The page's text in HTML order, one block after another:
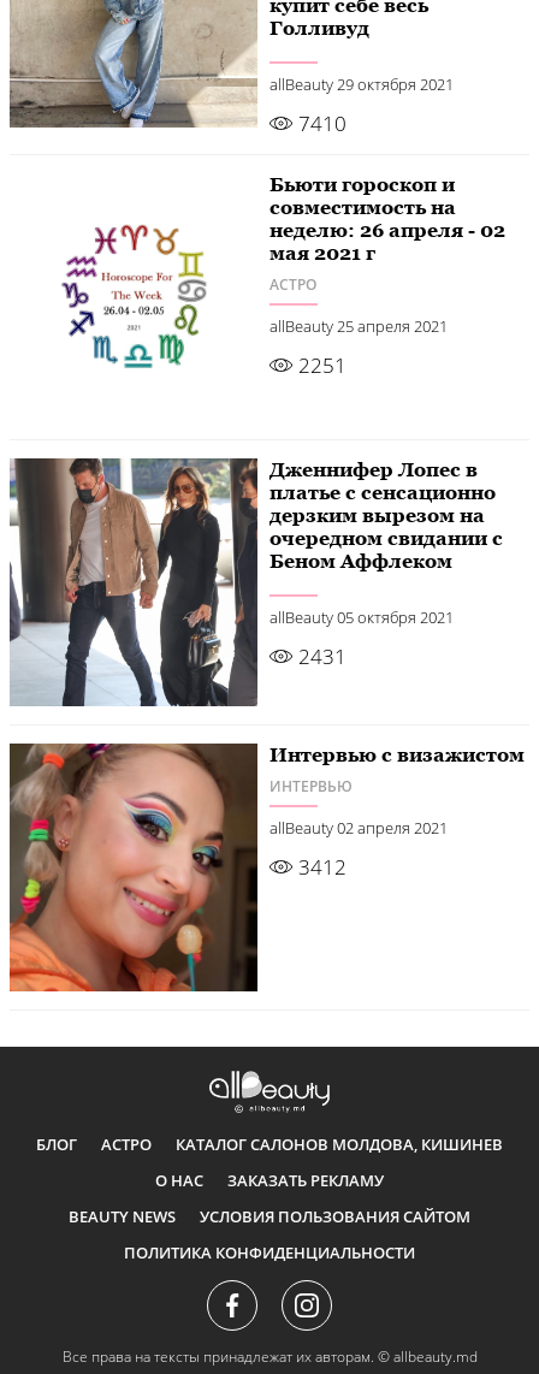
купит себе весь
Голливуд
allBeauty29 октября 2021
7410
Бьюти гороскоп и
совместимость на
неделю: 26 апреля - 02
мая 2021 г
АСТРО
allBeauty25 апреля 2021
2251
Дженнифер Лопес в
платье с сенсационно
дерзким вырезом на
очередном свидании с
Беном Аффлеком
allBeauty05 октября 2021
2431
Интервью с визажистом
ИНТЕРВЬЮ
allBeauty02 апреля 2021
3412
БЛОГ АСТРО
КАТАЛОГ САЛОНОВ МОЛДОВА, КИШИНЕВ
О НАС
ЗАКАЗАТЬ РЕКЛАМУ
BEAUTY NEWS
УСЛОВИЯ ПОЛЬЗОВАНИЯ САЙТОМ
ПОЛИТИКА КОНФИДЕНЦИАЛЬНОСТИ
Все права на тексты принадлежат их авторам. © allbeauty.md